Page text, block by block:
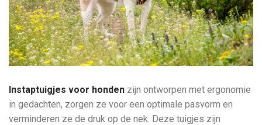
Instaptuigjes voor honden zijn ontworpen met ergonomie
in gedachten, zorgen ze voor een optimale pasvorm en
verminderen ze de druk op de nek. Deze tuigjes zijn